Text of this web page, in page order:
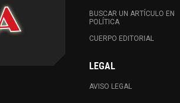
BUSCAR UN ARTÍCULO EN
POLÍTICA
CUERPO EDITORIAL
LEGAL
AVISO LEGAL